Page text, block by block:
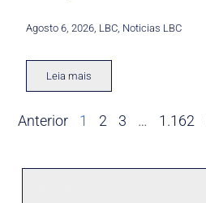
Agosto 6, 2026 LBC Noticias LBC
Leia mais
Anterior 1 2 3 … 1.162